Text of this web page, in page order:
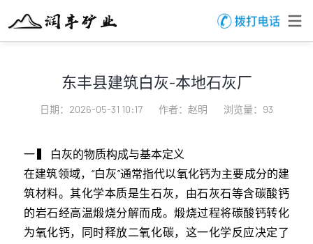
东丰县建筑白灰-本地石灰厂
日期：2026-05-31 10:17 作者：赵明 浏览量：93
一 ▍ 白灰的物质构成与基本定义
在建筑领域，“白灰”通常指代以氧化钙为主要成分的建
筑材料。其化学本质是生石灰，由石灰石等含碳酸钙
的岩石经高温煅烧分解而成。煅烧过程将碳酸钙转化
为氧化钙，同时释放二氧化碳，这一化学反应决定了